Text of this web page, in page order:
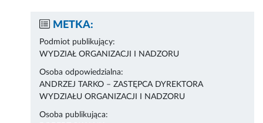
METKA:
Podmiot publikujący:
WYDZIAŁ ORGANIZACJI I NADZORU
Osoba odpowiedzialna:
ANDRZEJ TARKO – ZASTĘPCA DYREKTORA
WYDZIAŁU ORGANIZACJI I NADZORU
Osoba publikująca: